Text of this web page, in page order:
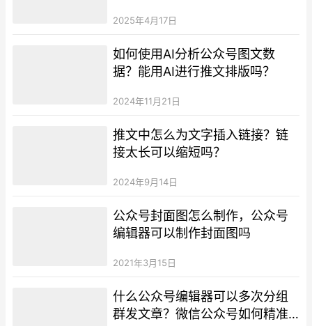
2025年4月17日
如何使用AI分析公众号图文数
据？能用AI进行推文排版吗？
2024年11月21日
推文中怎么为文字插入链接？链
接太长可以缩短吗？
2024年9月14日
公众号封面图怎么制作，公众号
编辑器可以制作封面图吗
2021年3月15日
什么公众号编辑器可以多次分组
群发文章？微信公众号如何精准